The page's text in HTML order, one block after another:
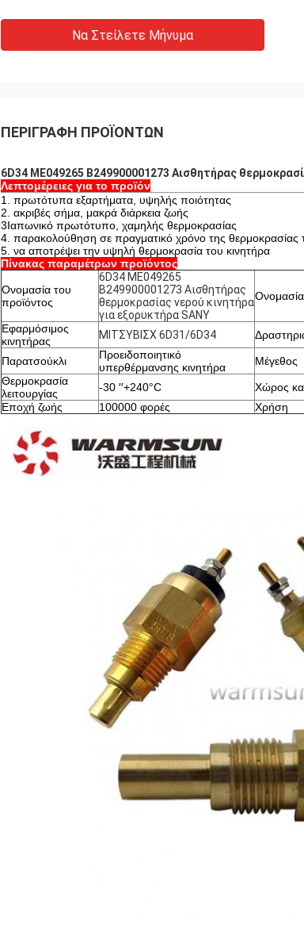
Να Στείλετε Μήνυμα
ΠΕΡΙΓΡΑΦΉ ΠΡΟΪΌΝΤΩΝ
6D34 ME049265 B249900001273 Αισθητήρας
Λεπτομέρειες για το προϊόν
1. πρωτότυπα εξαρτήματα, υψηλής ποιότητας
2. ακριβές σήμα, μακρά διάρκεια ζωής
3Ιαπωνικό πρωτότυπο, χαμηλής θερμοκρασίας
4. παρακολούθηση σε πραγματικό χρόνο της θερμοκρασίας
5. να αποτρέψει την υψηλή θερμοκρασία του κινητήρα
Πίνακας παραμέτρων προϊόντος
Ονομασία του
προϊόντος
6D34 ME049265
B249900001273 Αισθητήρας
θερμοκρασίας νερού κινητήρα
για εξορυκτήρα SANY
Εφαρμόσιμος
κινητήρας
ΜΙΤΣΥΒΙΣΧ 6D31/6D34
Παρατσούκλι
Προειδοποιητικό
υπερθέρμανσης κινητήρα
Μέγεθος
Θερμοκρασία
λειτουργίας
-30 ′′+240°C Χώρος
Εποχή ζωής
100000 φορές Χρήση